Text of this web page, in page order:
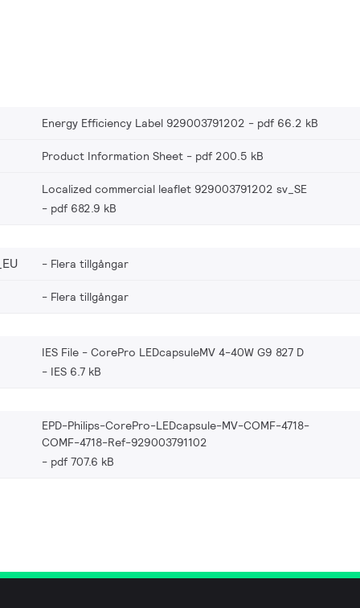
Energy Efficiency Label 929003791202 pdf 66.2 kB
Product Information Sheet pdf 200.5 kB
Localized commercial leaflet 929003791202 sv_SE
pdf 682.9 kB
Flera tillgångar
Flera tillgångar
IES File - CorePro LEDcapsuleMV 4-40W G9 827 D
IES 6.7 kB
EPD-Philips-CorePro-LEDcapsule-MV-COMF-4718-
COMF-4718-Ref-929003791102
pdf 707.6 kB